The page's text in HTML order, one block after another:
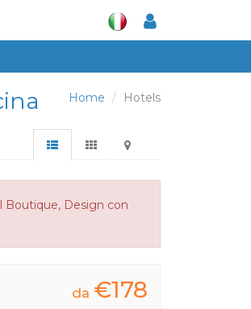
Home Hotels
Boutique, Design con
da €178